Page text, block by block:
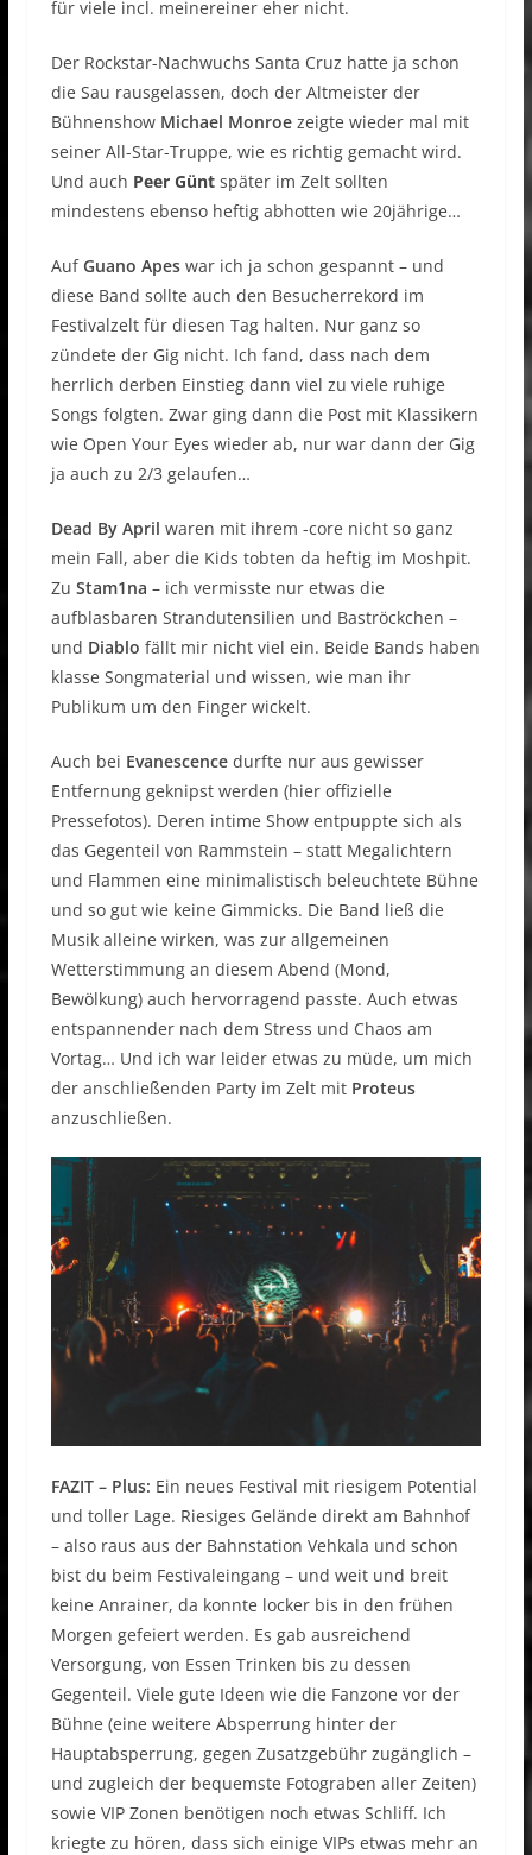
für viele incl. meinereiner eher nicht.
Der Rockstar-Nachwuchs Santa Cruz hatte ja schon
die Sau rausgelassen, doch der Altmeister der
Bühnenshow Michael Monroezeigte wieder mal mit
seiner All-Star-Truppe, wie es richtig gemacht wird.
Und auch Peer Güntspäter im Zelt sollten
mindestens ebenso heftig abhotten wie 20jährige…
AufGuano Apeswar ich ja schon gespannt – und
diese Band sollte auch den Besucherrekord im
Festivalzelt für diesen Tag halten. Nur ganz so
zündete der Gig nicht. Ich fand, dass nach dem
herrlich derben Einstieg dann viel zu viele ruhige
Songs folgten. Zwar ging dann die Post mit Klassikern
wie Open Your Eyes wieder ab, nur war dann der Gig
ja auch zu 2/3 gelaufen…
Dead By April waren mit ihrem -core nicht so ganz
mein Fall, aber die Kids tobten da heftig im Moshpit.
Zu Stam1na – ich vermisste nur etwas die
aufblasbaren Strandutensilien und Baströckchen –
und Diablo fällt mir nicht viel ein. Beide Bands haben
klasse Songmaterial und wissen, wie man ihr
Publikum um den Finger wickelt.
Auch bei Evanescencedurfte nur aus gewisser
Entfernung geknipst werden (hier offizielle
Pressefotos). Deren intime Show entpuppte sich als
das Gegenteil von Rammstein – statt Megalichtern
und Flammen eine minimalistisch beleuchtete Bühne
und so gut wie keine Gimmicks. Die Band ließ die
Musik alleine wirken, was zur allgemeinen
Wetterstimmung an diesem Abend (Mond,
Bewölkung) auch hervorragend passte. Auch etwas
entspannender nach dem Stress und Chaos am
Vortag… Und ich war leider etwas zu müde, um mich
der anschließenden Party im Zelt mit Proteus
anzuschließen.
FAZIT – Plus: Ein neues Festival mit riesigem Potential
und toller Lage. Riesiges Gelände direkt am Bahnhof
– also raus aus der Bahnstation Vehkala und schon
bist du beim Festivaleingang – und weit und breit
keine Anrainer, da konnte locker bis in den frühen
Morgen gefeiert werden. Es gab ausreichend
Versorgung, von Essen Trinken bis zu dessen
Gegenteil. Viele gute Ideen wie die Fanzone vor der
Bühne (eine weitere Absperrung hinter der
Hauptabsperrung, gegen Zusatzgebühr zugänglich –
und zugleich der bequemste Fotograben aller Zeiten)
sowie VIP Zonen benötigen noch etwas Schliff. Ich
kriegte zu hören, dass sich einige VIPs etwas mehr an